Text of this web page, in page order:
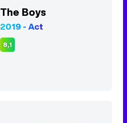
The Boys
2019 - Act
8,1